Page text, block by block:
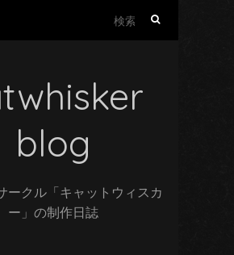
blog
ークル「キャットウィスカ
ー」の制作日誌